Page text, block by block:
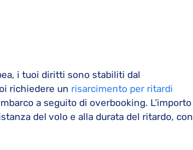
i tuoi diritti sono stabiliti dal
richiedere un risarcimento per ritardi
a seguito di overbooking. L’importo
del volo e alla durata del ritardo, con